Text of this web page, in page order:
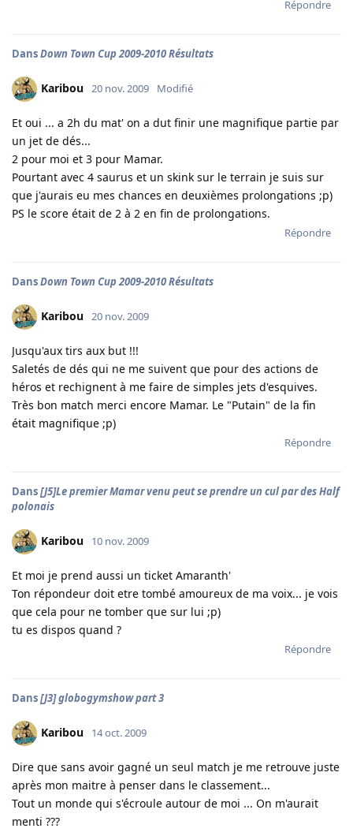
Répondre
DansDown Town Cup 2009-2010 Résultats
Karibou 20 nov. 2009 Modifié
Et oui ... a 2h du mat' on a dut finir une magnifique partie par
un jet de dés...
2 pour moi et 3 pour Mamar.
Pourtant avec 4 saurus et un skink sur le terrain je suis sur
que j'aurais eu mes chances en deuxièmes prolongations ;p)
PS le score était de 2 à 2 en fin de prolongations.
Répondre
DansDown Town Cup 2009-2010 Résultats
Karibou 20 nov. 2009
Jusqu'aux tirs aux but !!!
Saletés de dés qui ne me suivent que pour des actions de
héros et rechignent à me faire de simples jets d'esquives.
Très bon match merci encore Mamar. Le "Putain" de la fin
était magnifique ;p)
Répondre
Dans[J5]Le premier Mamar venu peut se prendre un cul par des Half
polonais
Karibou 10 nov. 2009
Et moi je prend aussi un ticket Amaranth'
Ton répondeur doit etre tombé amoureux de ma voix... je vois
que cela pour ne tomber que sur lui ;p)
tu es dispos quand ?
Répondre
Dans[J3] globogymshow part 3
Karibou 14 oct. 2009
Dire que sans avoir gagné un seul match je me retrouve juste
après mon maitre à penser dans le classement...
Tout un monde qui s'écroule autour de moi ... On m'aurait
menti ???